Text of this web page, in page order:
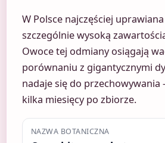
W Polsce najczęściej
szczególnie wysoką
Owoce tej odmiany osiągają
porównaniu z gigantycznymi
nadaje się do
kilka miesięcy po zbiorze.
NAZWA BOTANICZNA